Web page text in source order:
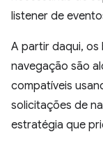
listener de
A partir daqui,
navegação são
compatíveis
solicitações de
estratégia que